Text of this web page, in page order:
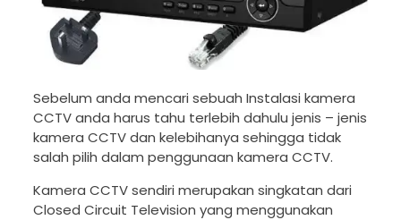
Sebelum anda mencari sebuah Instalasi kamera
CCTV anda harus tahu terlebih dahulu jenis – jenis
kamera CCTV dan kelebihanya sehingga tidak
salah pilih dalam penggunaan kamera CCTV.
Kamera CCTV sendiri merupakan singkatan dari
Closed Circuit Television yang menggunakan